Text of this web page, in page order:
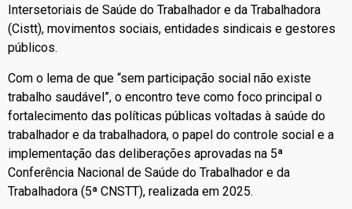
Intersetoriais de Saúde do Trabalhador e da Trabalhadora
(Cistt), movimentos sociais, entidades sindicais e gestores
públicos.
Com o lema de que “sem participação social não existe
trabalho saudável”, o encontro teve como foco principal o
fortalecimento das políticas públicas voltadas à saúde do
trabalhador e da trabalhadora, o papel do controle social e a
implementação das deliberações aprovadas na 5ª
Conferência Nacional de Saúde do Trabalhador e da
Trabalhadora (5ª CNSTT), realizada em 2025.